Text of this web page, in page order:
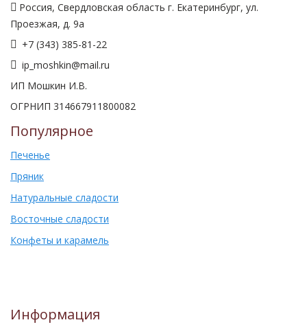
Россия, Свердловская область г. Екатеринбург, ул.
Проезжая, д. 9а
+7 (343) 385-81-22
ip_moshkin@mail.ru
ИП Мошкин И.В.
ОГРНИП 314667911800082
Популярное
Печенье
Пряник
Натуральные сладости
Восточные сладости
Конфеты и карамель
Информация